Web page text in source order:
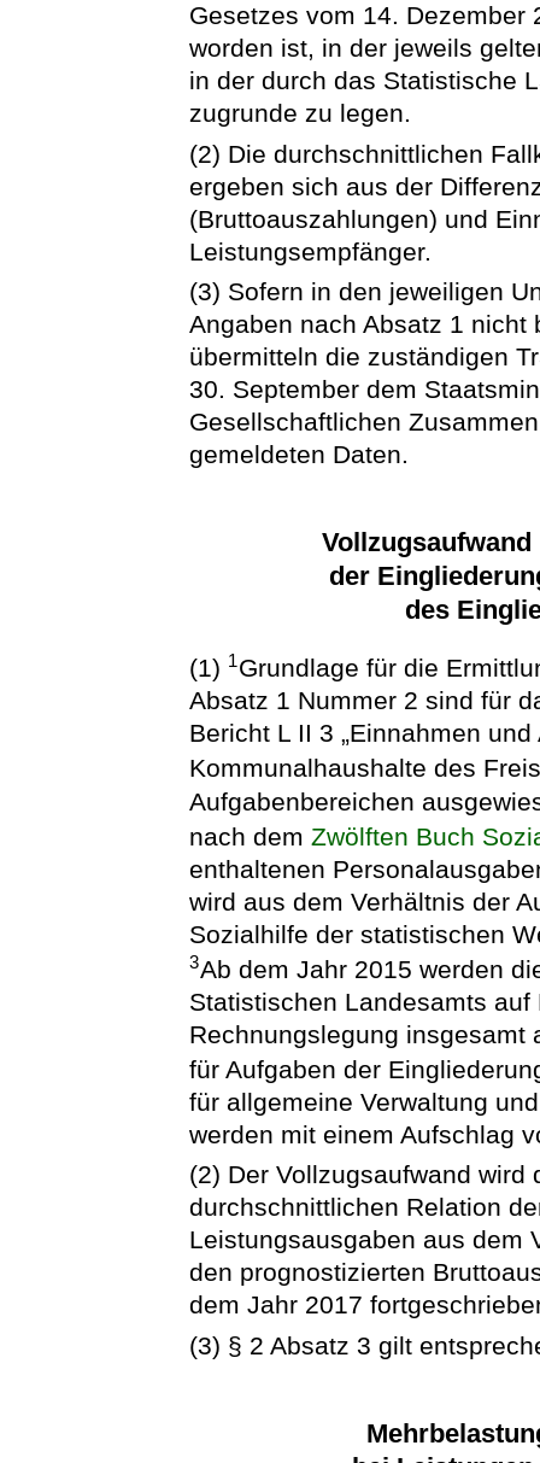
Gesetzes vom 14. Dezember
worden ist, in der jeweils
in der durch das Statistische
zugrunde zu legen.
(2) Die durchschnittlichen
ergeben sich aus der
(Bruttoauszahlungen) und
Leistungsempfänger.
(3) Sofern in den jeweiligen
Angaben nach Absatz 1
übermitteln die zuständigen
30. September dem
Gesellschaftlichen
gemeldeten Daten.
der
des
(1) 1Grundlage für die
Absatz 1 Nummer 2 sind für
Bericht L II 3 „Einnahmen
Kommunalhaushalte des
Aufgabenbereichen
nach demZwölften Buch
enthaltenen
wird aus dem Verhältnis der
Sozialhilfe der statistischen
3Ab dem Jahr 2015 werden
Statistischen Landesamts
Rechnungslegung insgesamt
für Aufgaben der
für allgemeine Verwaltung
werden mit einem Aufschlag
(2) Der Vollzugsaufwand
durchschnittlichen Relation
Leistungsausgaben aus dem
den prognostizierten
dem Jahr 2017
(3) § 2 Absatz 3 gilt